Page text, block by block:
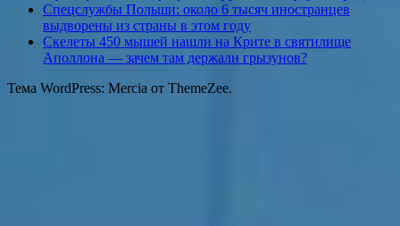
Спецслужбы Польши: около 6 тысяч иностранцев
выдворены из страны в этом году
Скелеты 450 мышей нашли на Крите в святилище
Аполлона — зачем там держали грызунов?
Тема WordPress: Mercia от ThemeZee.